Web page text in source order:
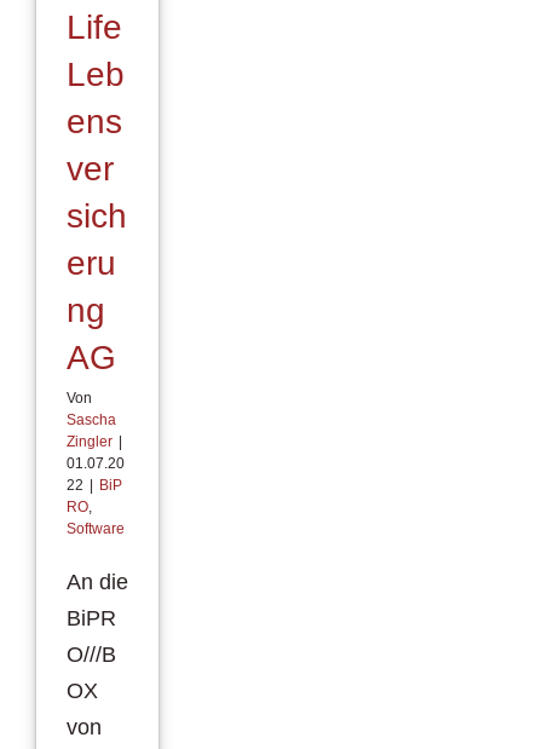
Life
Leb
ens
ver
sich
eru
ng
AG
Von
Sascha
Zingler |
01.07.20
22 | BiP
RO
Software
An die
BiPR
O///B
OX
von